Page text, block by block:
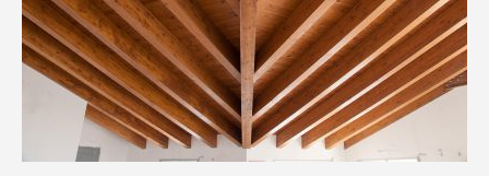
Passarel·les de fusta
MÒDULS DE FUSTA